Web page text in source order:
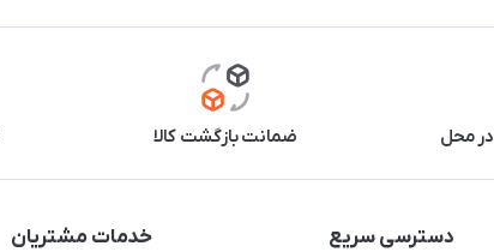
محل ضمانت بازگشت کالا
دسترسی سریع خدمات مشتریان